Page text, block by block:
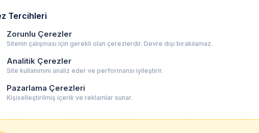
Akıllı Telefonsuz Çocukluk Hareketi
TL
Tercihleri
Zorunlu Çerezler
Sitenin çalışması için gerekli olan çerezlerdir. Devre dışı bırakılamaz.
Analitik Çerezler
Site kullanımını analiz eder ve performansı iyileştirir.
Pazarlama Çerezleri
Kişiselleştirilmiş içerik ve reklamlar sunar.